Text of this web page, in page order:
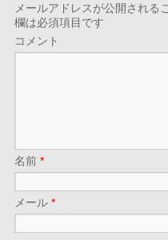
メールアドレスが公開される
欄は必須項目です
コメント
名前*
メール*